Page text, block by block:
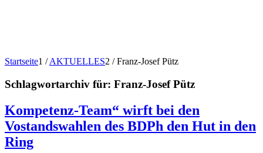
Startseite1 / AKTUELLES2 / Franz-Josef Pütz
Schlagwortarchiv für: Franz-Josef Pütz
Kompetenz-Team“ wirft bei den
Vostandswahlen des BDPh den Hut in den
Ring